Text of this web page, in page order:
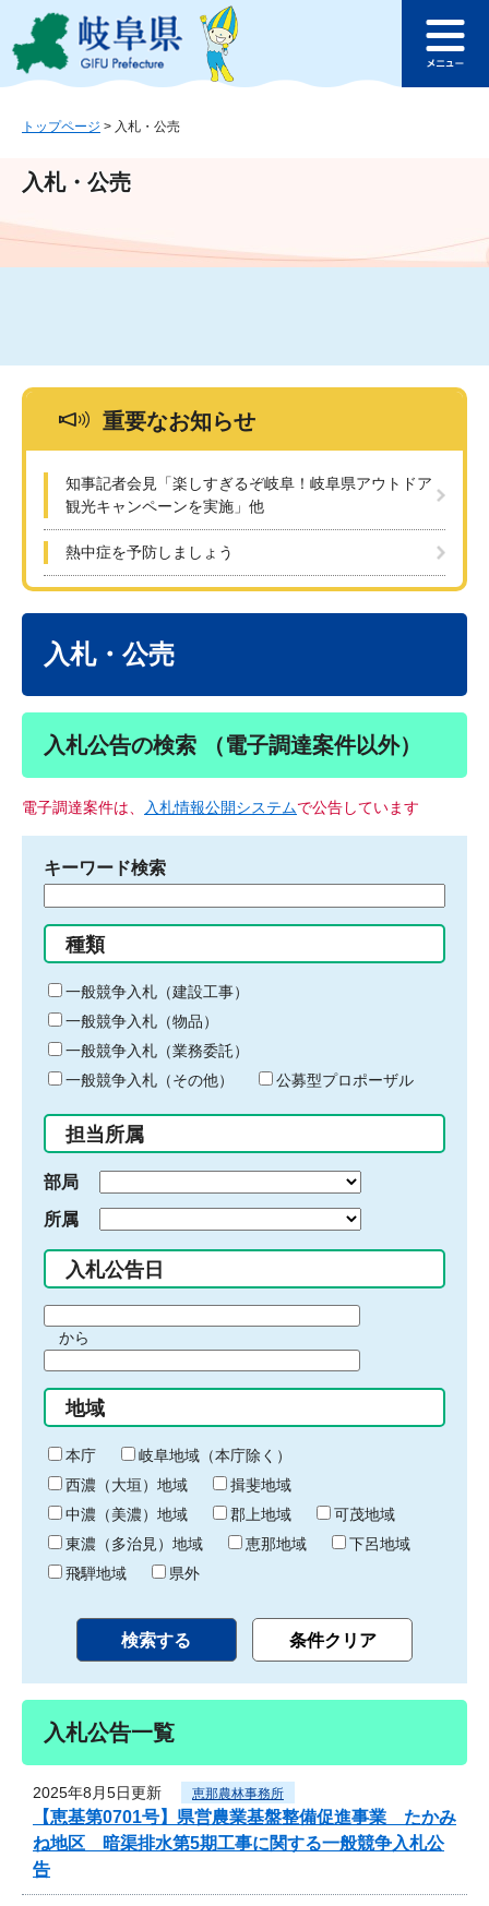
ジ
ュ
文
このページの本文へ
ュ
トップページ > 入札・公売
入札・公売
重要なお知らせ
知事記者会見「楽しすぎるぞ岐阜！岐阜県アウトドア
観光キャンペーンを実施」他
熱中症を予防しましょう
入札・公売
入札公告の検索 （電子調達案件以外）
電子調達案件は、 入札情報公開システムで公告しています
キーワード検索
る
キ
ー
ワ
ー
ド
入
力
種類
一般競争入札（建設工事）
一般競争入札（物品）
一般競争入札（業務委託）
一般競争入札（その他）
公募型プロポーザル
担当所属
部局
所属
入札公告日
間
始
り
から
間
終
わ
り
地域
本庁
岐阜地域（本庁除く）
西濃（大垣）地域
揖斐地域
中濃（美濃）地域
郡上地域
可茂地域
東濃（多治見）地域
恵那地域
下呂地域
飛騨地域
県外
入札公告一覧
2025年8月5日更新 恵那農林事務所
【恵基第0701号】県営農業基盤整備促進事業 たかみ
ね地区 暗渠排水第5期工事に関する一般競争入札公
告